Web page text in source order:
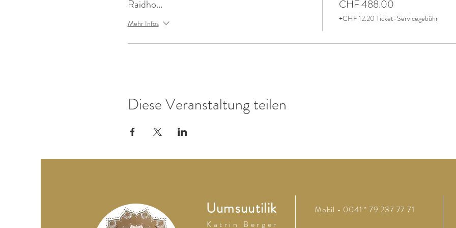
Raidho...
Mehr Infos
CHF 488.00
+CHF 12.20 Ticket-Servicegebühr
Diese Veranstaltung teilen
Uumsuutilik
K a t r i n B e r g e r
Mobil - 0041 * 79 237 77 71